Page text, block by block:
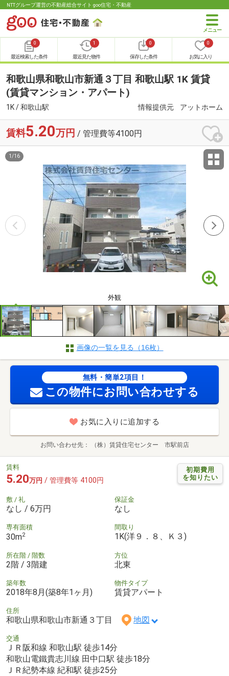
NTTグループ運営の不動産総合サイト goo住宅・不動産
0
最近検索した条件
1
最近見た物件
0
保存した条件
0
お気に入り
和歌山県和歌山市新通３丁目 和歌山駅 1K 賃貸
(賃貸マンション・アパート)
1K / 和歌山駅 情報提供元 アットホーム
賃料5.20万円 / 管理費等4100円
外観
1 /16
画像の一覧を見る（16枚）
無料・簡単2項目！
この物件にお問い合わせする
お気に入りに追加する
お問い合わせ先 （株）賃貸住宅センター 市駅前店
初期費用
を知りたい
賃料
5.20万円 / 管理費等 4100円
敷 / 礼
なし / 6万円
保証金
なし
専有面積
30m2
間取り
1K(洋９．８、Ｋ３)
所在階 / 階数
2階 / 3階建
方位
北東
築年数
2018年8月(築8年1ヶ月)
物件タイプ
賃貸アパート
住所
和歌山県和歌山市新通３丁目 地図
交通
ＪＲ阪和線 和歌山駅 徒歩14分
和歌山電鐵貴志川線 田中口駅 徒歩18分
ＪＲ紀勢本線 紀和駅 徒歩25分